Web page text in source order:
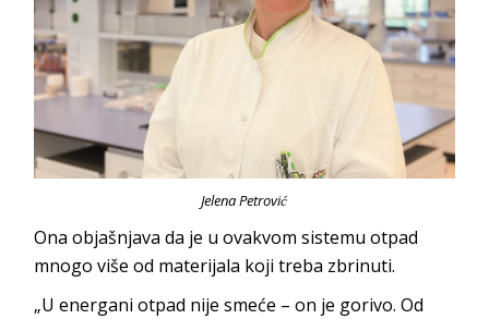
Jelena Petrović
Ona objašnjava da je u ovakvom sistemu otpad
mnogo više od materijala koji treba zbrinuti.
„U energani otpad nije smeće – on je gorivo. Od